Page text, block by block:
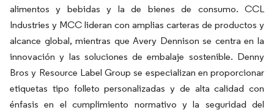
alimentos y bebidas y la de bienes de consumo. CCL
Industries y MCC lideran con amplias carteras de productos y
alcance global, mientras que Avery Dennison se centra en la
innovación y las soluciones de embalaje sostenible. Denny
Bros y Resource Label Group se especializan en proporcionar
etiquetas tipo folleto personalizadas y de alta calidad con
énfasis en el cumplimiento normativo y la seguridad del